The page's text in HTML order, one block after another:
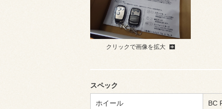
クリックで画像を拡大
スペック
ホイール
BC